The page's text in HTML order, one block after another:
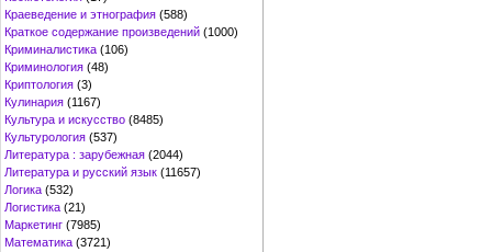
Краеведение и этнография (588)
Краткое содержание произведений (1000)
Криминалистика (106)
Криминология (48)
Криптология (3)
Кулинария (1167)
Культура и искусство (8485)
Культурология (537)
Литература : зарубежная (2044)
Литература и русский язык (11657)
Логика (532)
Логистика (21)
Маркетинг (7985)
Математика (3721)